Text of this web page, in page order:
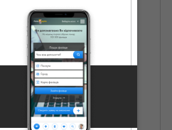
заповнений
1, Харьков, Харьковская